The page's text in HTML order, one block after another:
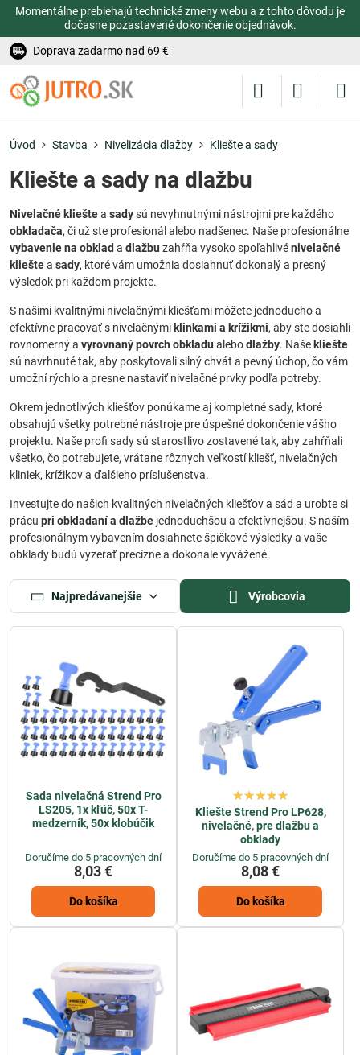
Momentálne prebiehajú technické zmeny webu a z tohto dôvodu je
dočasne pozastavené dokončenie objednávok.
Doprava zadarmo nad 69 €
Úvod Stavba Nivelizácia dlažby Kliešte a sady
Kliešte a sady na dlažbu
Nivelačné klieštea sadysú nevyhnutnými nástrojmi pre každého
obkladača, či už ste profesionál alebo nadšenec. Naše profesionálne
vybavenie na obklad a dlažbu zahŕňa vysoko spoľahlivénivelačné
klieštea sady, ktoré vám umožnia dosiahnuť dokonalý a presný
výsledok pri každom projekte.
S našimi kvalitnými nivelačnými kliešťami môžete jednoducho a
efektívne pracovať s nivelačnými klinkami a krížikmi, aby ste dosiahli
rovnomerný a vyrovnaný povrch obkladu alebodlažby. Naše kliešte
sú navrhnuté tak, aby poskytovali silný chvát a pevný úchop, čo vám
umožní rýchlo a presne nastaviť nivelačné prvky podľa potreby.
Okrem jednotlivých kliešťov ponúkame aj kompletné sady, ktoré
obsahujú všetky potrebné nástroje pre úspešné dokončenie vášho
projektu. Naše profi sady sú starostlivo zostavené tak, aby zahŕňali
všetko, čo potrebujete, vrátane rôznych veľkostí kliešť, nivelačných
kliniek, krížikov a ďalšieho príslušenstva.
Investujte do našich kvalitných nivelačných kliešťov a sád a urobte si
prácu pri obkladaní a dlažbe jednoduchšou a efektívnejšou. S naším
profesionálnym vybavením dosiahnete špičkové výsledky a vaše
obklady budú vyzerať precízne a dokonale vyvážené.
Najpredávanejšie Výrobcovia
Sada nivelačná Strend Pro
LS205, 1x kľúč, 50x T-
medzerník, 50x klobúčik
Doručíme do 5 pracovných dní
8,03 €
Do košíka
Kliešte Strend Pro LP628,
nivelačné, pre dlažbu a
obklady
Doručíme do 5 pracovných dní
8,08 €
Do košíka